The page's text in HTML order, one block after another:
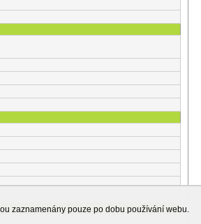
zaznamenány pouze po dobu používání webu.